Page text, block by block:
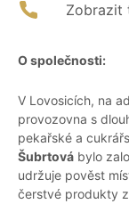
Zobrazit
O společnosti:
V Lovosicích, na
provozovna s
pekařské a
Šubrtová bylo
udržuje pověst
čerstvé produkty